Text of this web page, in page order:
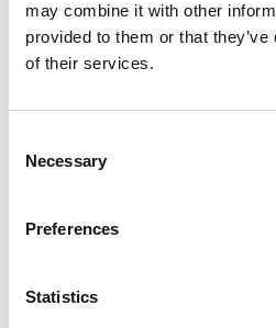
may combine it with other
provided to them or that
of their services.
Selection
Necessary
Preferences
Statistics
ul. Kopernika 93, Białystok, 15-396